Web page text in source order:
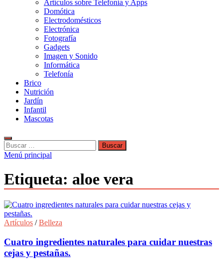
Artículos sobre Telefonía y Apps
Domótica
Electrodomésticos
Electrónica
Fotografía
Gadgets
Imagen y Sonido
Informática
Telefonía
Brico
Nutrición
Jardín
Infantil
Mascotas
Buscar:
Menú principal
Etiqueta: aloe vera
Artículos /Belleza
Cuatro ingredientes naturales para cuidar nuestras
cejas y pestañas.